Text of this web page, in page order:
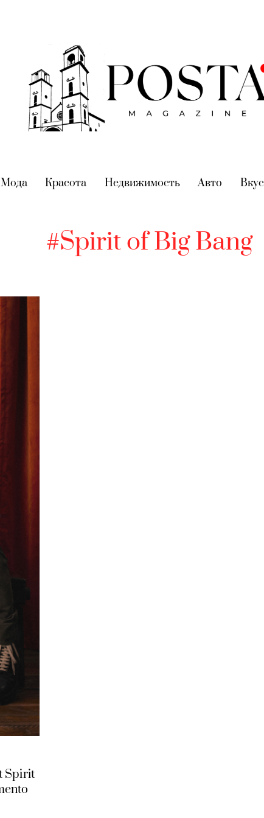
Мода(current)
Красота (current)
Недвижимость(current)
Авто (current)
Вкус
#Spirit of Big Bang
Spirit